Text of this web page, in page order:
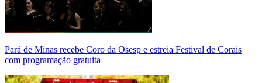
Pará de Minas recebe Coro da Osesp e estreia Festival de Corais
com programação gratuita